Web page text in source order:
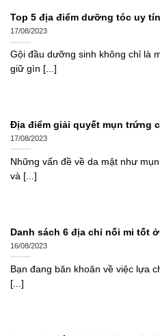
Top 5 địa điểm dưỡng tóc uy tín
17/08/2023
Gội đầu dưỡng sinh không chỉ là
giữ gìn [...]
Địa điểm giải quyết mụn trứng
17/08/2023
Những vấn đề về da mặt như
và [...]
Danh sách 6 địa chỉ nối mi tốt ở
16/08/2023
Bạn đang băn khoăn về việc lựa
[...]